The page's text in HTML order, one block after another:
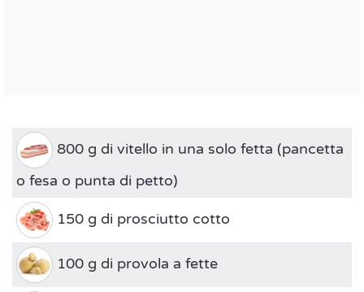
800 g di vitello in una solo fetta (pancetta
o fesa o punta di petto)
150 g di prosciutto cotto
100 g di provola a fette